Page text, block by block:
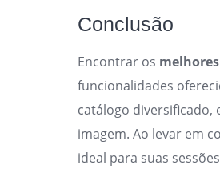
Conclusão
Encontrar os
funcionalidades
catálogo diversificado,
imagem. Ao levar em
ideal para suas